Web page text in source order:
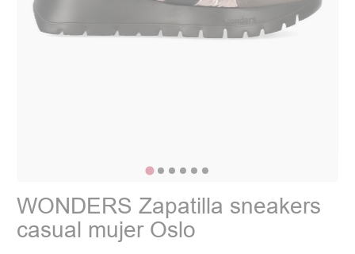
WONDERS Zapatilla sneakers
casual mujer Oslo